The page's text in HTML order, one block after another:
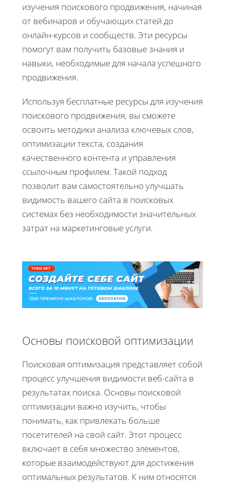
изучения поискового продвижения, начиная
от вебинаров и обучающих статей до
онлайн-курсов и сообществ. Эти ресурсы
помогут вам получить базовые знания и
навыки, необходимые для начала успешного
продвижения.
Используя бесплатные ресурсы для изучения
поискового продвижения, вы сможете
освоить методики анализа ключевых слов,
оптимизации текста, создания
качественного контента и управления
ссылочным профилем. Такой подход
позволит вам самостоятельно улучшать
видимость вашего сайта в поисковых
системах без необходимости значительных
затрат на маркетинговые услуги.
Основы поисковой оптимизации
Поисковая оптимизация представляет собой
процесс улучшения видимости веб-сайта в
результатах поиска. Основы поисковой
оптимизации важно изучить, чтобы
понимать, как привлекать больше
посетителей на свой сайт. Этот процесс
включает в себя множество элементов,
которые взаимодействуют для достижения
оптимальных результатов. К ним относятся